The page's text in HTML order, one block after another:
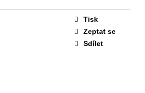
Tisk
Zeptat se
Sdílet